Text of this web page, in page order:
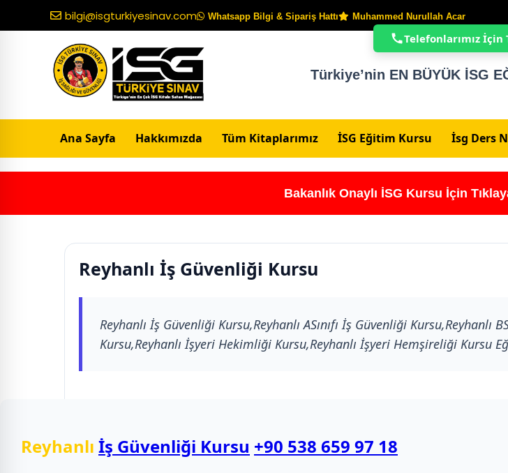
bilgi@isgturkiyesinav.com Whatsapp Bilgi & Sipariş Hattı Muhammed Nurullah Acar
Türkiye’nin EN BÜYÜK İSG
Ana Sayfa Hakkımızda Tüm Kitaplarımız İSG Eğitim Kursu İsg Ders
Bakanlık Onaylı İSG Kursu İçin
Reyhanlı İş Güvenliği Kursu
Reyhanlı İş Güvenliği Kursu,Reyhanlı ASınıfı İş Güvenliği Kursu,Reyhanlı
Kursu,Reyhanlı İşyeri Hekimliği Kursu,Reyhanlı İşyeri Hemşireliği Kursu
Reyhanlı İş Güvenliği Kursu +90 538 659 97 18
Telefonlarımız İçin